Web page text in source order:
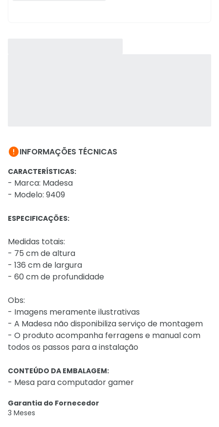
INFORMAÇÕES TÉCNICAS
CARACTERÍSTICAS:
- Marca: Madesa
- Modelo: 9409
ESPECIFICAÇÕES:
Medidas totais:
- 75 cm de altura
- 136 cm de largura
- 60 cm de profundidade
Obs:
- Imagens meramente ilustrativas
- A Madesa não disponibiliza serviço de montagem
- O produto acompanha ferragens e manual com
todos os passos para a instalação
CONTEÚDO DA EMBALAGEM:
- Mesa para computador gamer
Garantia do Fornecedor
3 Meses